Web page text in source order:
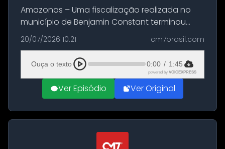
Amazonas – Uma fiscalização realizada no
município de Benjamin Constant terminou
com a apreensão de aproximadamente 115
quilos de entorpecentes em uma
embarcação atracada no porto da cidade. O
materia...
20/07/2026 10:21 cm7brasil.com
Ouça o texto 0:00 / 1:45
powered by VOICEXPRESS
Ver Episódio Ver Original